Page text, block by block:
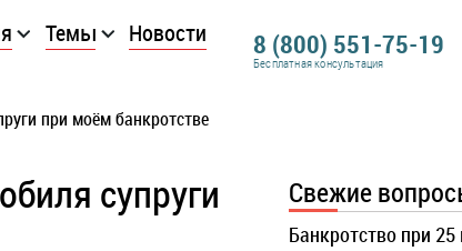
Темы Новости 8 (800) 551-75-19
Бесплатная консультация
при моём банкротстве
супруги Свежие
Банкротство при